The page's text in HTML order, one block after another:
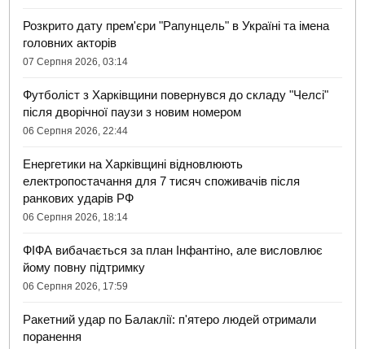
Розкрито дату прем'єри "Рапунцель" в Україні та імена
головних акторів
07 Серпня 2026, 03:14
Футболіст з Харківщини повернувся до складу "Челсі"
після дворічної паузи з новим номером
06 Серпня 2026, 22:44
Енергетики на Харківщині відновлюють
електропостачання для 7 тисяч споживачів після
ранкових ударів РФ
06 Серпня 2026, 18:14
ФІФА вибачається за план Інфантіно, але висловлює
йому повну підтримку
06 Серпня 2026, 17:59
Ракетний удар по Балаклії: п'ятеро людей отримали
поранення